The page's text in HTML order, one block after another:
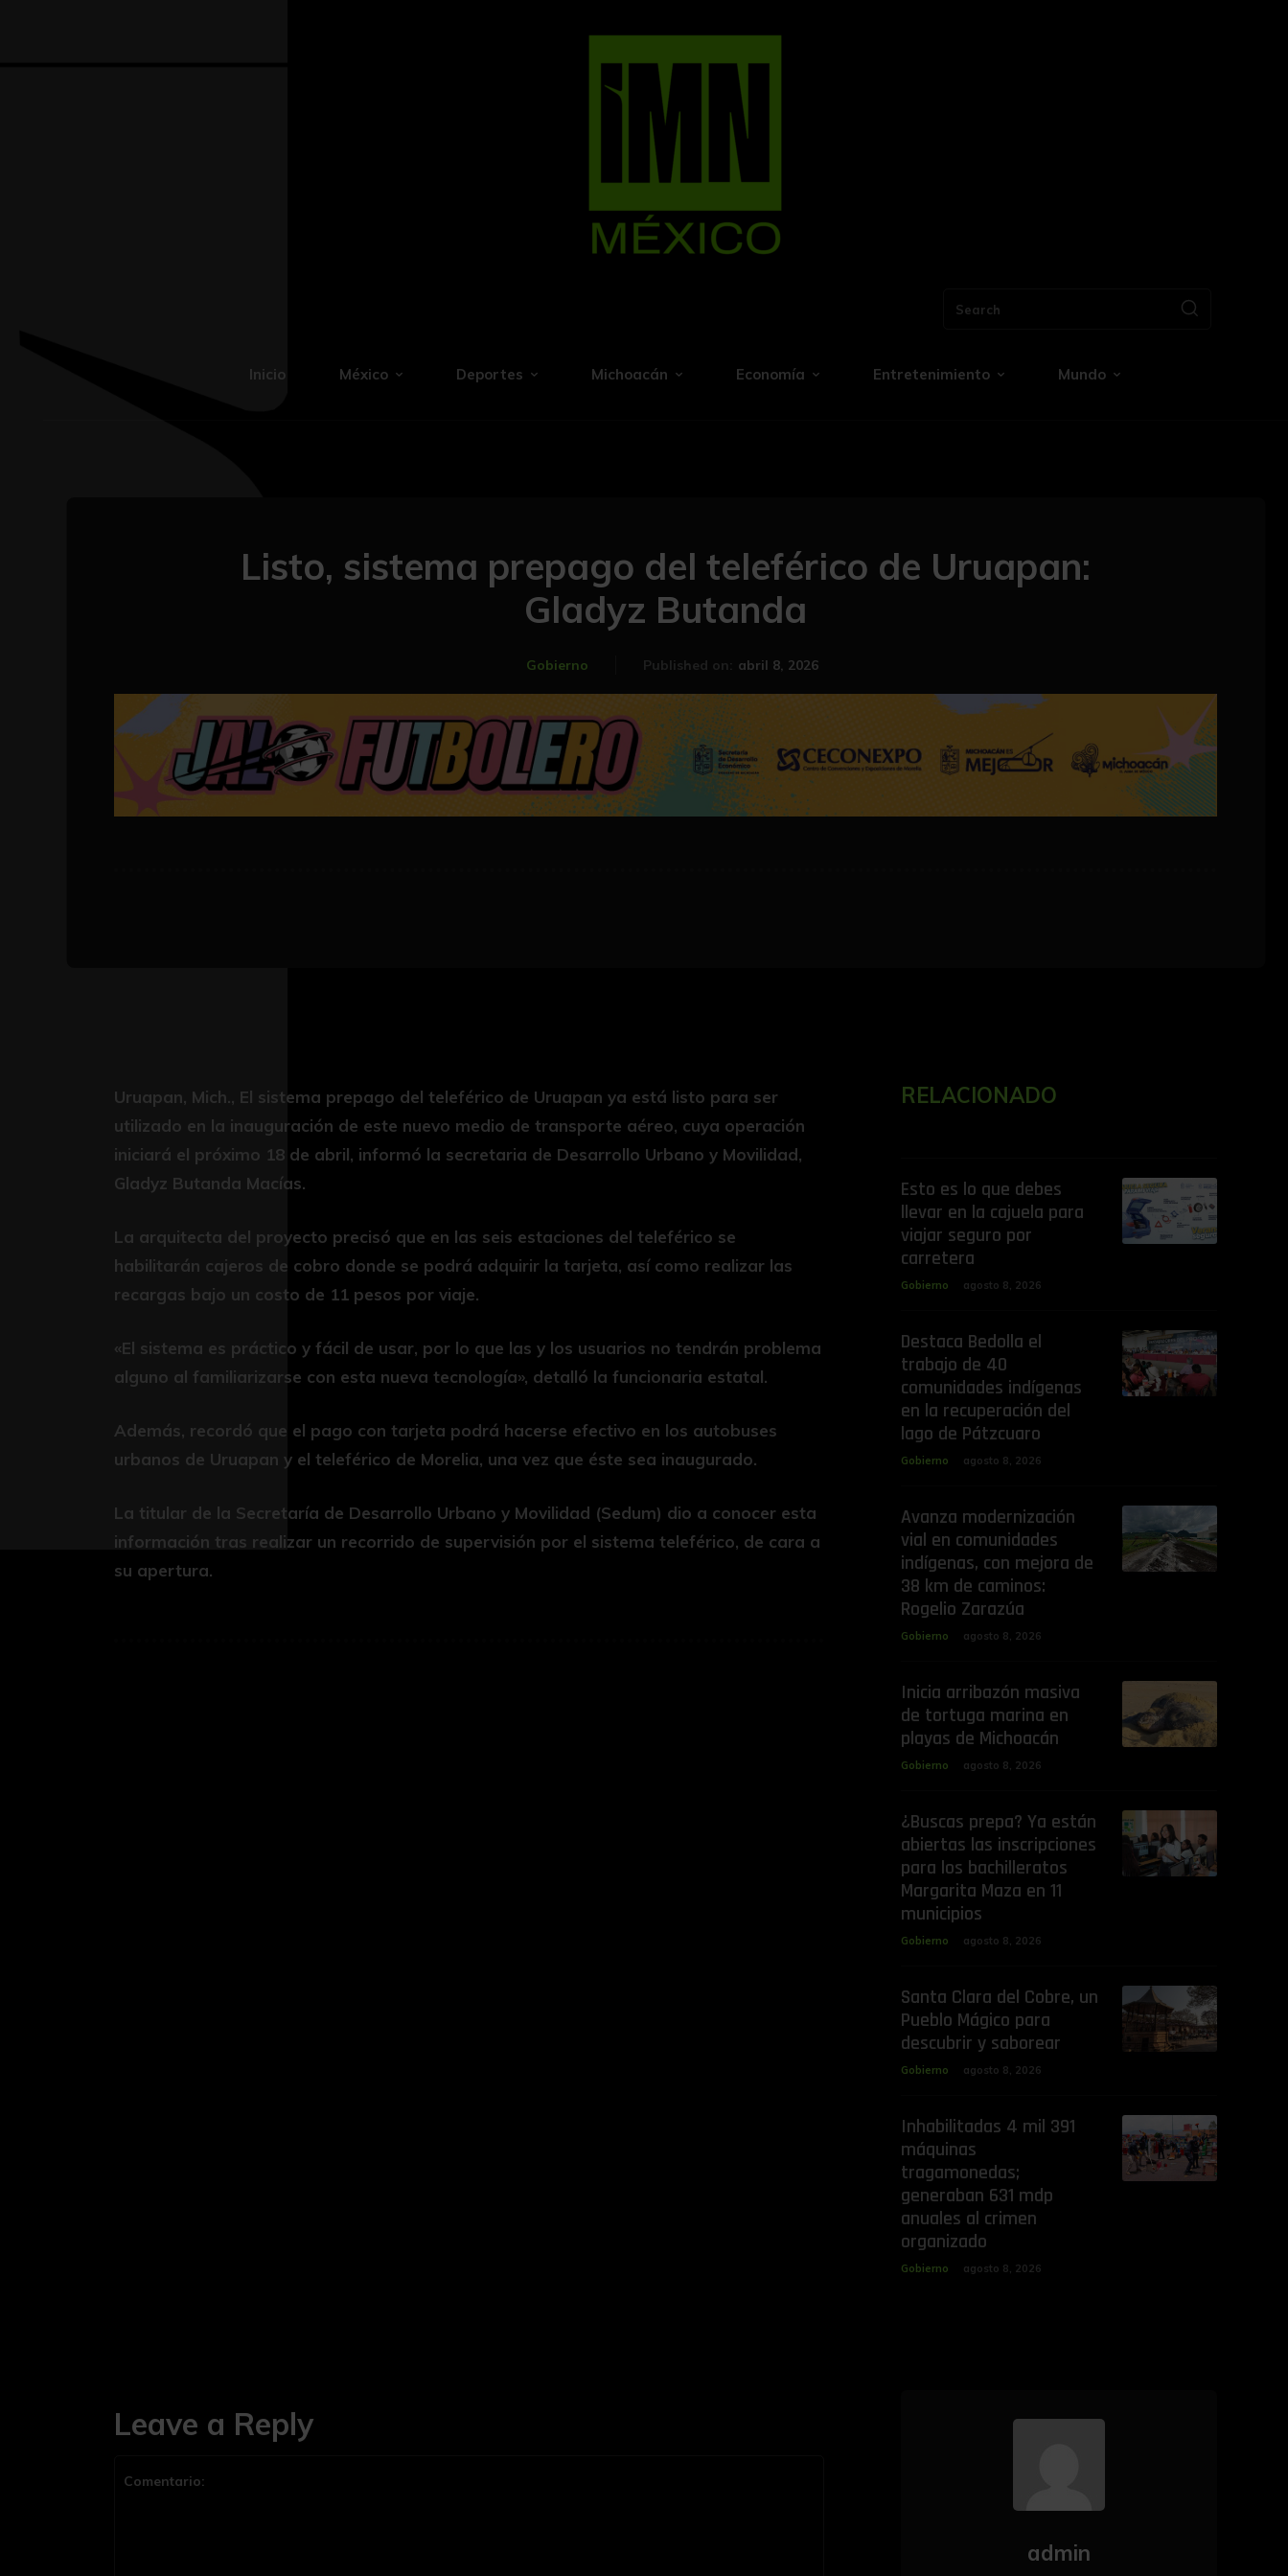
Search
Inicio México Deportes Michoacán Economía Entretenimiento Mundo
Listo, sistema prepago del teleférico de Uruapan:
Gladyz Butanda
Gobierno Published on: abril 8, 2026
Uruapan, Mich., El sistema prepago del teleférico de Uruapan ya está listo para ser
utilizado en la inauguración de este nuevo medio de transporte aéreo, cuya operación
iniciará el próximo 18 de abril, informó la secretaria de Desarrollo Urbano y Movilidad,
Gladyz Butanda Macías.
La arquitecta del proyecto precisó que en las seis estaciones del teleférico se
habilitarán cajeros de cobro donde se podrá adquirir la tarjeta, así como realizar las
recargas bajo un costo de 11 pesos por viaje.
«El sistema es práctico y fácil de usar, por lo que las y los usuarios no tendrán problema
alguno al familiarizarse con esta nueva tecnología», detalló la funcionaria estatal.
Además, recordó que el pago con tarjeta podrá hacerse efectivo en los autobuses
urbanos de Uruapan y el teleférico de Morelia, una vez que éste sea inaugurado.
La titular de la Secretaría de Desarrollo Urbano y Movilidad (Sedum) dio a conocer esta
información tras realizar un recorrido de supervisión por el sistema teleférico, de cara a
su apertura.
RELACIONADO
Esto es lo que debes
llevar en la cajuela para
viajar seguro por
carretera
Gobierno agosto 8, 2026
Destaca Bedolla el
trabajo de 40
comunidades indígenas
en la recuperación del
lago de Pátzcuaro
Gobierno agosto 8, 2026
Avanza modernización
vial en comunidades
indígenas, con mejora de
38 km de caminos:
Rogelio Zarazúa
Gobierno agosto 8, 2026
Inicia arribazón masiva
de tortuga marina en
playas de Michoacán
Gobierno agosto 8, 2026
¿Buscas prepa? Ya están
abiertas las inscripciones
para los bachilleratos
Margarita Maza en 11
municipios
Gobierno agosto 8, 2026
Santa Clara del Cobre, un
Pueblo Mágico para
descubrir y saborear
Gobierno agosto 8, 2026
Inhabilitadas 4 mil 391
máquinas
tragamonedas;
generaban 631 mdp
anuales al crimen
organizado
Gobierno agosto 8, 2026
Leave a Reply
admin